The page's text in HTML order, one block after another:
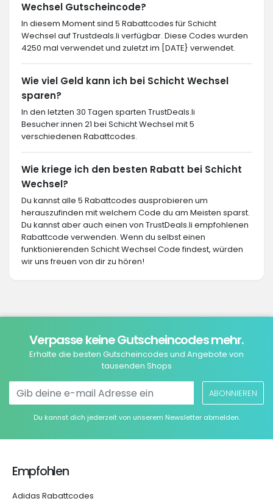
Wechsel Gutscheincode?
In diesem Moment sind 5 Rabattcodes für Schicht
Wechsel auf Trustdeals.li verfügbar. Diese Codes wurden
4250 mal verwendet und zuletzt im [DATE} verwendet.
Wie viel Geld kann ich bei Schicht Wechsel
sparen?
In den letzten 30 Tagen sparten TrustDeals.li
Besucher:innen 21 bei Schicht Wechsel mit 5
verschiedenen Rabattcodes.
Wie kriege ich den besten Rabatt bei Schicht
Wechsel?
Du kannst alle 5 Rabattcodes ausprobieren um
herauszufinden mit welchem Code du am Meisten sparst.
Du kannst aber auch einen von TrustDeals.li empfohlenen
Rabattcode verwenden. Wenn du selbst einen
funktionierenden Schicht Wechsel Code findest, würden
wir uns freuen von dir zu hören!
Verpasse keine Gutscheincodes mehr.
Erhalte die besten Gutscheincodes und Angebote von
tausenden Shops
ABONNIEREN
Du kannst dich jederzeit von unserem Newsletter abmelden.
Empfohlen
Adidas Rabattcodes